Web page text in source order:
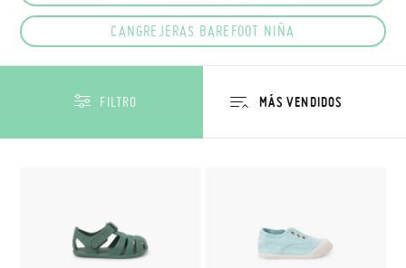
CANGREJERAS BAREFOOT NIÑA
FILTRO